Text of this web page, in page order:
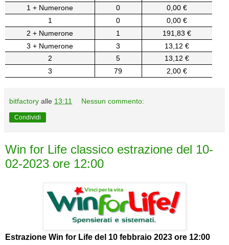
1 + Numerone
0
0,00 €
1
0
0,00 €
2 + Numerone
1
191,83 €
3 + Numerone
3
13,12 €
2
5
13,12 €
3
79 2,00 €
bitfactory alle 13:11 Nessun commento:
Condividi
Win for Life classico estrazione del 10-
02-2023 ore 12:00
Estrazione Win for Life del 10 febbraio 2023 ore 12:00